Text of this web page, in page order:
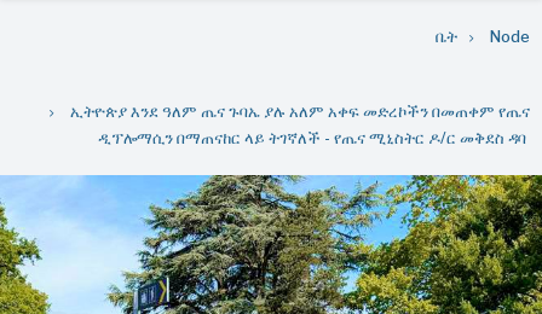
ቤት Node
ኢትዮጵያ እንደ ዓለም ጤና ጉባኤ ያሉ አለም አቀፍ መድረኮችን በመጠቀም የጤና
ዲፕሎማሲን በማጠናከር ላይ ትገኛለች - የጤና ሚኒስትር ዶ/ር መቅደስ ዳባ